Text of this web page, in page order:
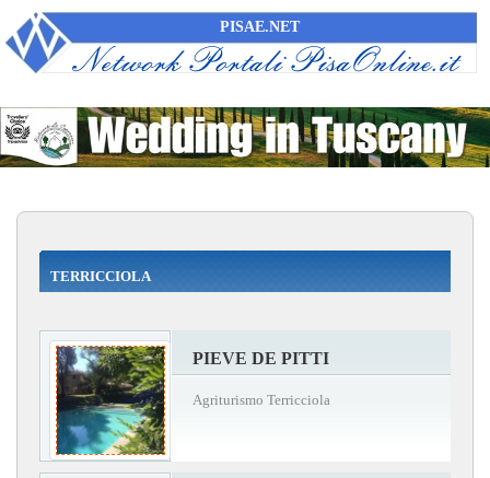
PISAE.NET
TERRICCIOLA
PIEVE DE PITTI
Agriturismo Terricciola